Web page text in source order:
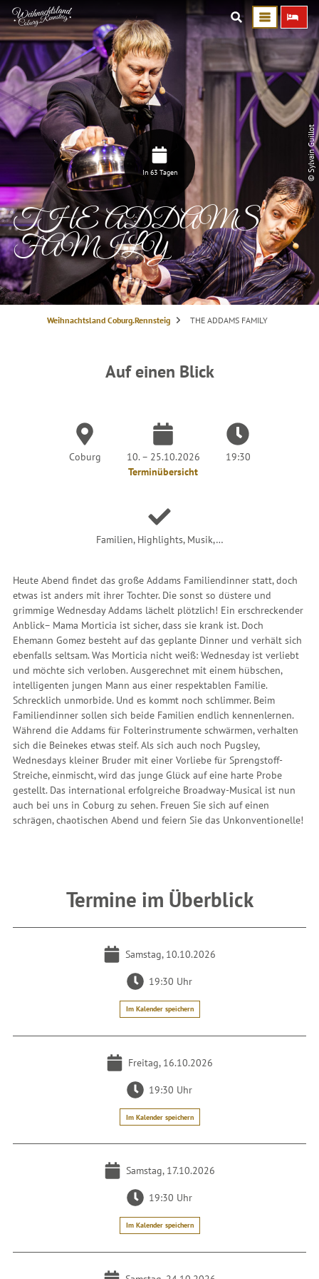
© Sylvain Guillot
In 63 Tagen
THE ADDAMS
FAMILY
S
Weihnachtsland Coburg.Rennsteig THE ADDAMS FAMILY
Auf einen Blick
Coburg
10. – 25.10.2026
Terminübersicht
19:30
Familien, Highlights, Musik,…
Heute Abend findet das große Addams Familiendinner statt, doch
etwas ist anders mit ihrer Tochter. Die sonst so düstere und
grimmige Wednesday Addams lächelt plötzlich! Ein erschreckender
Anblick– Mama Morticia ist sicher, dass sie krank ist. Doch
Ehemann Gomez besteht auf das geplante Dinner und verhält sich
ebenfalls seltsam. Was Morticia nicht weiß: Wednesday ist verliebt
und möchte sich verloben. Ausgerechnet mit einem hübschen,
intelligenten jungen Mann aus einer respektablen Familie.
Schrecklich unmorbide. Und es kommt noch schlimmer. Beim
Familiendinner sollen sich beide Familien endlich kennenlernen.
Während die Addams für Folterinstrumente schwärmen, verhalten
sich die Beinekes etwas steif. Als sich auch noch Pugsley,
Wednesdays kleiner Bruder mit einer Vorliebe für Sprengstoff-
Streiche, einmischt, wird das junge Glück auf eine harte Probe
gestellt. Das international erfolgreiche Broadway-Musical ist nun
auch bei uns in Coburg zu sehen. Freuen Sie sich auf einen
schrägen, chaotischen Abend und feiern Sie das Unkonventionelle!
Termine im Überblick
Samstag, 10.10.2026
19:30 Uhr
Im Kalender speichern
Freitag, 16.10.2026
19:30 Uhr
Im Kalender speichern
Samstag, 17.10.2026
19:30 Uhr
Im Kalender speichern